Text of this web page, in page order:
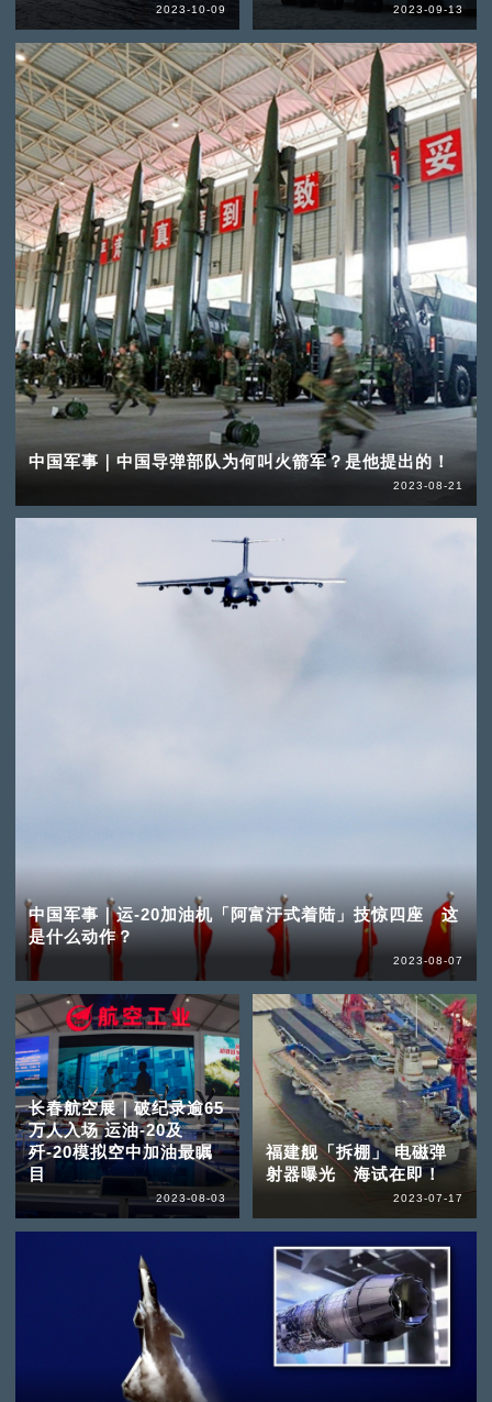
2023-10-09 2023-09-13
中国军事｜中国导弹部队为何叫火箭军？是他提出的！
2023-08-21
中国军事｜运-20加油机「阿富汗式着陆」技惊四座 这
是什么动作？
2023-08-07
长春航空展｜破纪录逾65
万人入场 运油-20及
歼-20模拟空中加油最瞩
目
2023-08-03
福建舰「拆棚」 电磁弹
射器曝光 海试在即！
2023-07-17